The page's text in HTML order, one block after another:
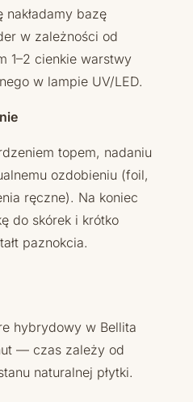
nakładamy bazę
w zależności od
1–2 cienkie warstwy
w lampie UV/LED.
topem, nadaniu
ozdobieniu (foil,
ręczne). Na koniec
do skórek i krótko
paznokcia.
hybrydowy w Bellita
— czas zależy od
naturalnej płytki.